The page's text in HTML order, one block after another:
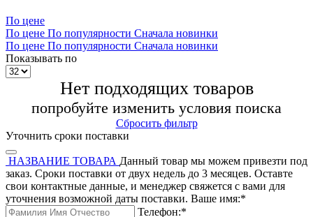
По цене
По цене По популярности Сначала новинки
По цене По популярности Сначала новинки
Показывать по
Нет подходящих товаров
попробуйте изменить условия поиска
Сбросить фильтр
Уточнить сроки поставки
НАЗВАНИЕ ТОВАРА Данный товар мы можем привезти под
заказ. Сроки поставки от двух недель до 3 месяцев. Оставте
свои контактные данные, и менеджер свяжется с вами для
уточнения возможной даты поставки. Ваше имя:*
Телефон:*